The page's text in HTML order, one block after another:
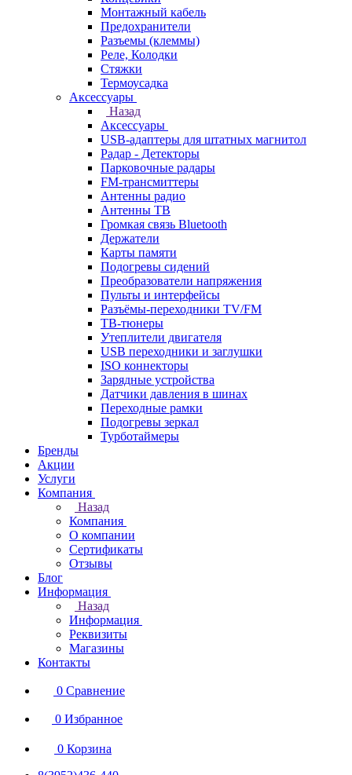
Монтажный кабель
Предохранители
Разъемы (клеммы)
Реле, Колодки
Стяжки
Термоусадка
Аксессуары
Назад
Аксессуары
USB-адаптеры для штатных магнитол
Радар - Детекторы
Парковочные радары
FM-трансмиттеры
Антенны радио
Антенны ТВ
Громкая связь Bluetooth
Держатели
Карты памяти
Подогревы сидений
Преобразователи напряжения
Пульты и интерфейсы
Разъёмы-переходники TV/FM
ТВ-тюнеры
Утеплители двигателя
USB переходники и заглушки
ISO коннекторы
Зарядные устройства
Датчики давления в шинах
Переходные рамки
Подогревы зеркал
Турботаймеры
Бренды
Акции
Услуги
Компания
Назад
Компания
О компании
Сертификаты
Отзывы
Блог
Информация
Назад
Информация
Реквизиты
Магазины
Контакты
0 Сравнение
0 Избранное
0 Корзина